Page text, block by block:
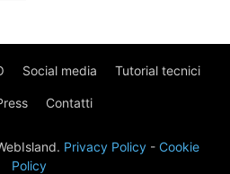
Social media Tutorial tecnici
Contatti
Privacy Policy- Cookie
Policy